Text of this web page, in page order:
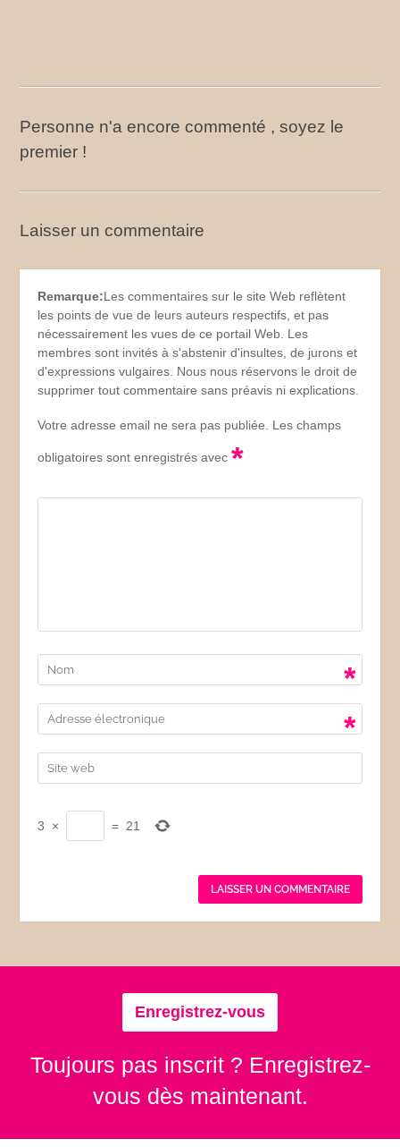
Personne n'a encore commenté , soyez le
premier !
Laisser un commentaire
Remarque:Les commentaires sur le site Web reflètent
les points de vue de leurs auteurs respectifs, et pas
nécessairement les vues de ce portail Web. Les
membres sont invités à s'abstenir d'insultes, de jurons et
d'expressions vulgaires. Nous nous réservons le droit de
supprimer tout commentaire sans préavis ni explications.
Votre adresse email ne sera pas publiée. Les champs
obligatoires sont enregistrés avec*
*
*
3 × = 21
Enregistrez-vous
Toujours pas inscrit ? Enregistrez-
vous dès maintenant.